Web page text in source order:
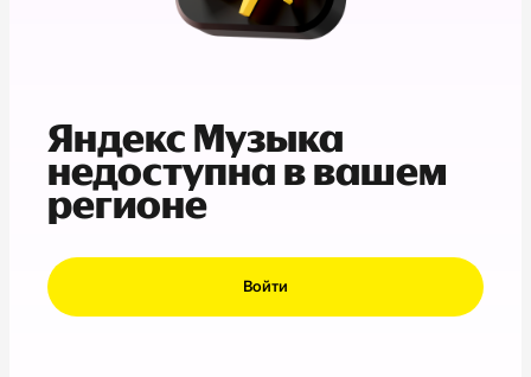
Яндекс Музыка
недоступна в вашем
регионе
Войти